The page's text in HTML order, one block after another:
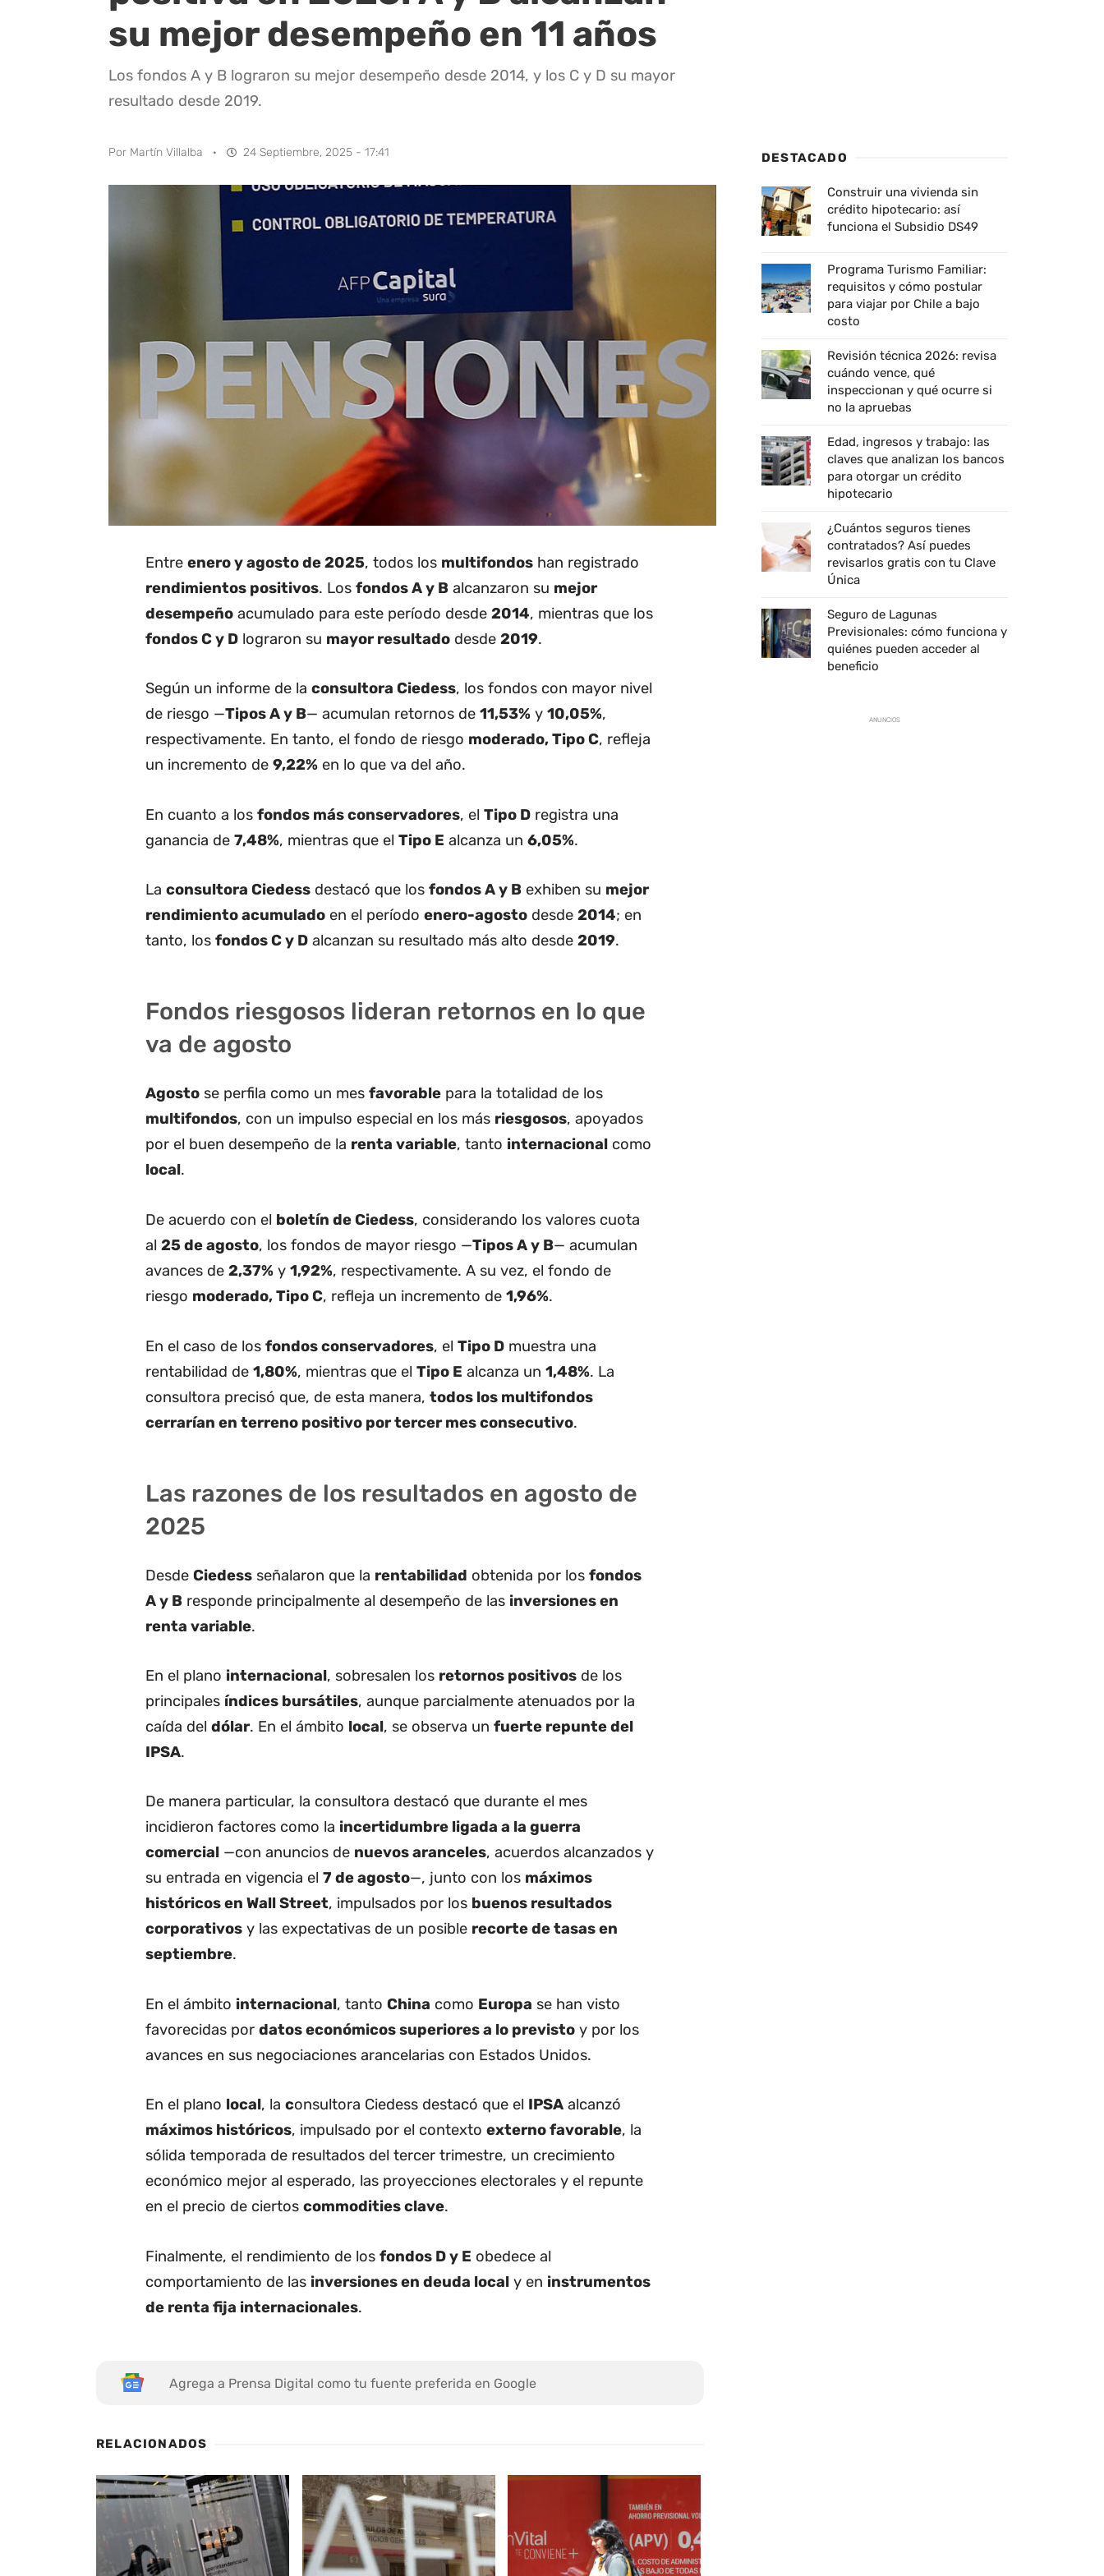
su mejor desempeño en 11 años
Los fondos A y B lograron su mejor desempeño desde 2014, y los C y D su mayor
resultado desde 2019.
Por Martín Villalba · 24 Septiembre, 2025 - 17:41
Entre enero y agosto de 2025, todos los multifondos han registrado
rendimientos positivos. Los fondos A y B alcanzaron su mejor
desempeño acumulado para este período desde 2014, mientras que los
fondos C y D lograron su mayor resultado desde 2019.
Según un informe de la consultora Ciedess, los fondos con mayor nivel
de riesgo —Tipos A y B— acumulan retornos de 11,53% y 10,05%,
respectivamente. En tanto, el fondo de riesgo moderado, Tipo C, refleja
un incremento de 9,22% en lo que va del año.
En cuanto a los fondos más conservadores, el Tipo D registra una
ganancia de 7,48%, mientras que el Tipo E alcanza un 6,05%.
La consultora Ciedess destacó que los fondos A y B exhiben su mejor
rendimiento acumulado en el período enero-agosto desde 2014; en
tanto, los fondos C y D alcanzan su resultado más alto desde 2019.
Fondos riesgosos lideran retornos en lo que
va de agosto
Agosto se perfila como un mes favorable para la totalidad de los
multifondos, con un impulso especial en los más riesgosos, apoyados
por el buen desempeño de la renta variable, tanto internacional como
local.
De acuerdo con el boletín de Ciedess, considerando los valores cuota
al 25 de agosto, los fondos de mayor riesgo —Tipos A y B— acumulan
avances de 2,37% y 1,92%, respectivamente. A su vez, el fondo de
riesgo moderado, Tipo C, refleja un incremento de 1,96%.
En el caso de los fondos conservadores, el Tipo D muestra una
rentabilidad de 1,80%, mientras que el Tipo E alcanza un 1,48%. La
consultora precisó que, de esta manera, todos los multifondos
cerrarían en terreno positivo por tercer mes consecutivo.
Las razones de los resultados en agosto de
2025
Desde Ciedess señalaron que la rentabilidad obtenida por los fondos
A y B responde principalmente al desempeño de las inversiones en
renta variable.
En el plano internacional, sobresalen los retornos positivos de los
principales índices bursátiles, aunque parcialmente atenuados por la
caída del dólar. En el ámbito local, se observa un fuerte repunte del
IPSA.
De manera particular, la consultora destacó que durante el mes
incidieron factores como la incertidumbre ligada a la guerra
comercial —con anuncios de nuevos aranceles, acuerdos alcanzados y
su entrada en vigencia el 7 de agosto—, junto con los máximos
históricos en Wall Street, impulsados por los buenos resultados
corporativos y las expectativas de un posible recorte de tasas en
septiembre.
En el ámbito internacional, tanto China como Europa se han visto
favorecidas por datos económicos superiores a lo previsto y por los
avances en sus negociaciones arancelarias con Estados Unidos.
En el plano local, la consultora Ciedess destacó que el IPSA alcanzó
máximos históricos, impulsado por el contexto externo favorable, la
sólida temporada de resultados del tercer trimestre, un crecimiento
económico mejor al esperado, las proyecciones electorales y el repunte
en el precio de ciertos commodities clave.
Finalmente, el rendimiento de los fondos D y E obedece al
comportamiento de las inversiones en deuda local y en instrumentos
de renta fija internacionales.
Agrega a Prensa Digital como tu fuente preferida en Google
RELACIONADOS
DESTACADO
Construir una vivienda sin
crédito hipotecario: así
funciona el Subsidio DS49
Programa Turismo Familiar:
requisitos y cómo postular
para viajar por Chile a bajo
costo
Revisión técnica 2026: revisa
cuándo vence, qué
inspeccionan y qué ocurre si
no la apruebas
Edad, ingresos y trabajo: las
claves que analizan los bancos
para otorgar un crédito
hipotecario
¿Cuántos seguros tienes
contratados? Así puedes
revisarlos gratis con tu Clave
Única
Seguro de Lagunas
Previsionales: cómo funciona y
quiénes pueden acceder al
beneficio
ANUNCIOS